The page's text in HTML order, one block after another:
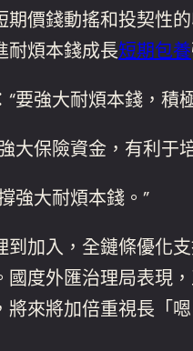
錢動搖和投契性的
耐煩本錢成長短期包養
要強大耐煩本錢，積
保險資金，有利于
大耐煩本錢。”
入，全鏈條優化
國度外匯治理局表現
來將加倍重視長「